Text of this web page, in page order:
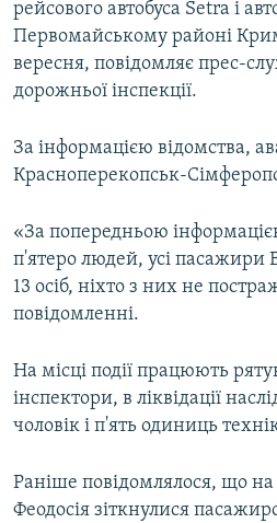
рейсового автобуса Setra і
Первомайському районі
вересня, повідомляє прес-
дорожньої інспекції.
За інформацією відомства,
Красноперекопськ-
«За попередньою
п'ятеро людей, усі пасажири
13 осіб, ніхто з них не
повідомленні.
На місці події працюють
інспектори, в ліквідації
чоловік і п'ять одиниць
Раніше повідомлялося, що на
Феодосія зіткнулися